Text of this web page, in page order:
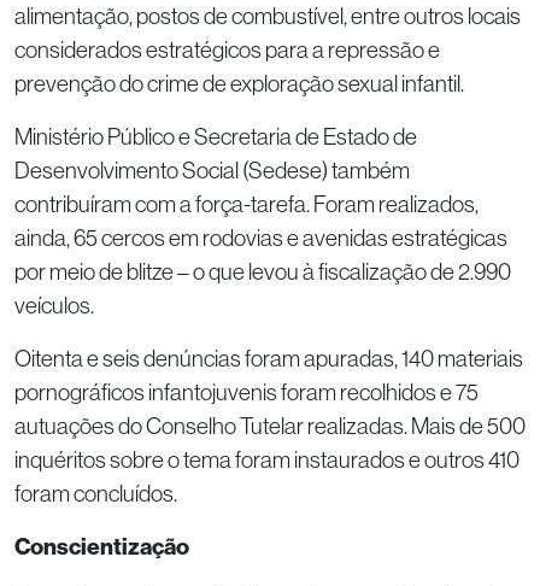
alimentação, postos de combustível, entre outros locais
considerados estratégicos para a repressão e
prevenção do crime de exploração sexual infantil.
Ministério Público e Secretaria de Estado de
Desenvolvimento Social (Sedese) também
contribuíram com a força-tarefa. Foram realizados,
ainda, 65 cercos em rodovias e avenidas estratégicas
por meio de blitze – o que levou à fiscalização de 2.990
veículos.
Oitenta e seis denúncias foram apuradas, 140 materiais
pornográficos infantojuvenis foram recolhidos e 75
autuações do Conselho Tutelar realizadas. Mais de 500
inquéritos sobre o tema foram instaurados e outros 410
foram concluídos.
Conscientização